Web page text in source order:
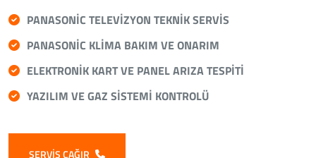
PANASONIC TELEVIZYON TEKNIK SERVIS
PANASONIC KLIMA BAKIM VE ONARIM
ELEKTRONIK KART VE PANEL ARIZA TESPITI
YAZILIM VE GAZ SISTEMI KONTROLÜ
SERVIS ÇAĞIR